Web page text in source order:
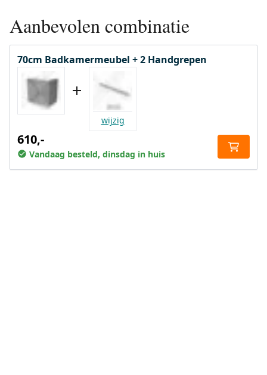
Aanbevolen combinatie
70cm Badkamermeubel + 2 Handgrepen
wijzig
610,-
Vandaag besteld, dinsdag in huis